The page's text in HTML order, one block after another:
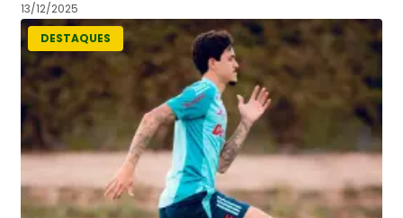
13/12/2025
DESTAQUES